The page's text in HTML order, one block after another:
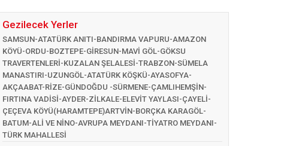
Gezilecek Yerler
SAMSUN-ATATÜRK ANITI-BANDIRMA VAPURU-AMAZON
KÖYÜ-ORDU-BOZTEPE-GİRESUN-MAVİ GÖL-GÖKSU
TRAVERTENLERİ-KUZALAN ŞELALESİ-TRABZON-SÜMELA
MANASTIRI-UZUNGÖL-ATATÜRK KÖŞKÜ-AYASOFYA-
AKÇAABAT-RİZE-GÜNDOĞDU -SÜRMENE-ÇAMLIHEMŞİN-
FIRTINA VADİSİ-AYDER-ZİLKALE-ELEVİT YAYLASI-ÇAYELİ-
ÇEÇEVA KÖYÜ(HARAMTEPE)ARTVİN-BORÇKA KARAGÖL-
BATUM-ALİ VE NİNO-AVRUPA MEYDANI-TİYATRO MEYDANI-
TÜRK MAHALLESİ